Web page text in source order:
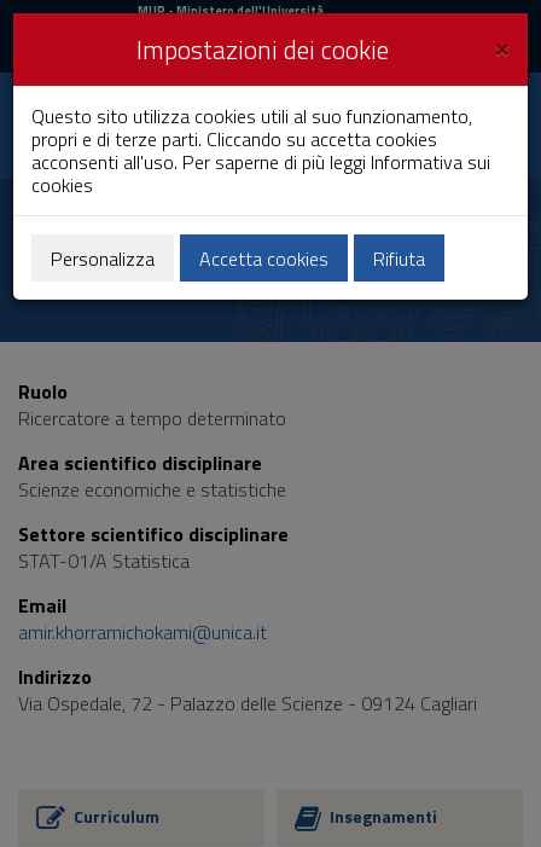
Vai
al
navigazione
sito
al
Footer
MIUR
Accedi
MUR- Ministero dell'Università
Accedi UniCA News
Toggle
navigation
Università degli
Studi di Cagliari
Amir Khorrami
Chokami
Ruolo
Ricercatore a tempo determinato
Area scientifico disciplinare
Scienze economiche e statistiche
Settore scientifico disciplinare
STAT-01/A Statistica
Email
amir.khorramichokami@unica.it
Indirizzo
Via Ospedale, 72 - Palazzo delle Scienze - 09124 Cagliari
Curriculum Insegnamenti
×
Impostazioni dei cookie
Questo sito utilizza cookies utili al suo funzionamento,
propri e di terze parti. Cliccando su accetta cookies
acconsenti all'uso. Per saperne di più leggi Informativa sui
cookies
Personalizza Accetta cookies Rifiuta